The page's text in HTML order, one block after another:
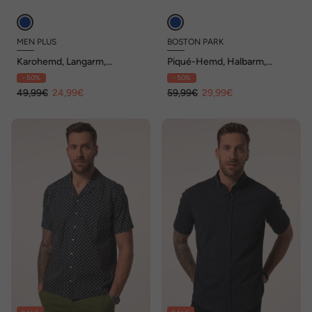
MEN PLUS
Karohemd, Langarm,
Kentkragen, Comfort Fit, bis
8 XL
- 50%
49,99€ 24,99€
BOSTON PARK
Piqué-Hemd, Halbarm,
Alloverprint, Buttondown-
Kragen, Modern Fit, bis 8 XL
- 50%
59,99€ 29,99€